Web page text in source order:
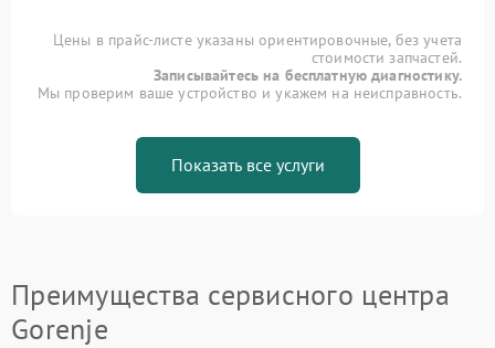
Цены в прайс-листе указаны ориентировочные, без учета
стоимости запчастей.
Записывайтесь на бесплатную диагностику.
Мы проверим ваше устройство и укажем на неисправность.
Показать все услуги
Преимущества сервисного центра
Gorenje